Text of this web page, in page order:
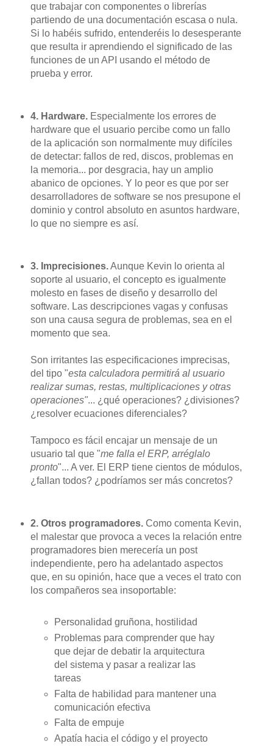
que trabajar con componentes o librerías
partiendo de una documentación escasa o nula.
Si lo habéis sufrido, entenderéis lo desesperante
que resulta ir aprendiendo el significado de las
funciones de un API usando el método de
prueba y error.
4. Hardware.Especialmente los errores de
hardware que el usuario percibe como un fallo
de la aplicación son normalmente muy difíciles
de detectar: fallos de red, discos, problemas en
la memoria... por desgracia, hay un amplio
abanico de opciones. Y lo peor es que por ser
desarrolladores de software se nos presupone el
dominio y control absoluto en asuntos hardware,
lo que no siempre es así.
3. Imprecisiones.Aunque Kevin lo orienta al
soporte al usuario, el concepto es igualmente
molesto en fases de diseño y desarrollo del
software. Las descripciones vagas y confusas
son una causa segura de problemas, sea en el
momento que sea.
Son irritantes las especificaciones imprecisas,
del tipo "esta calculadora permitirá al usuario
realizar sumas, restas, multiplicaciones y otras
operaciones"... ¿qué operaciones? ¿divisiones?
¿resolver ecuaciones diferenciales?
Tampoco es fácil encajar un mensaje de un
usuario tal que "me falla el ERP, arréglalo
pronto"... A ver. El ERP tiene cientos de módulos,
¿fallan todos? ¿podríamos ser más concretos?
2. Otros programadores.Como comenta Kevin,
el malestar que provoca a veces la relación entre
programadores bien merecería un post
independiente, pero ha adelantado aspectos
que, en su opinión, hace que a veces el trato con
los compañeros sea insoportable:
Personalidad gruñona, hostilidad
Problemas para comprender que hay
que dejar de debatir la arquitectura
del sistema y pasar a realizar las
tareas
Falta de habilidad para mantener una
comunicación efectiva
Falta de empuje
Apatía hacia el código y el proyecto